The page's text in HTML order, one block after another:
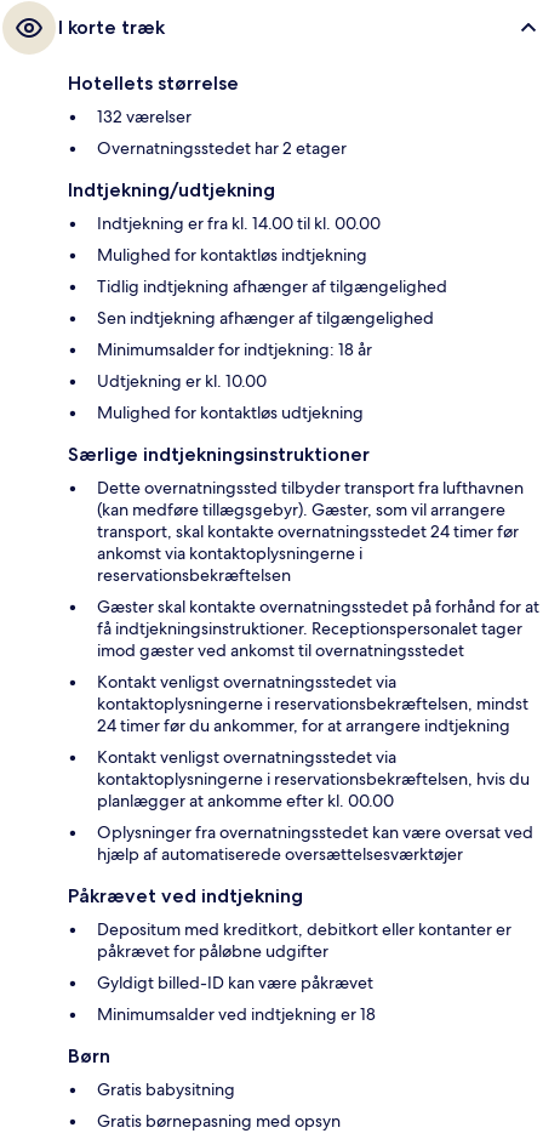
I korte træk
Hotellets størrelse
132 værelser
Overnatningsstedet har 2 etager
Indtjekning/udtjekning
Indtjekning er fra kl. 14.00 til kl. 00.00
Mulighed for kontaktløs indtjekning
Tidlig indtjekning afhænger af tilgængelighed
Sen indtjekning afhænger af tilgængelighed
Minimumsalder for indtjekning: 18 år
Udtjekning er kl. 10.00
Mulighed for kontaktløs udtjekning
Særlige indtjekningsinstruktioner
Dette overnatningssted tilbyder transport fra lufthavnen
(kan medføre tillægsgebyr). Gæster, som vil arrangere
transport, skal kontakte overnatningsstedet 24 timer før
ankomst via kontaktoplysningerne i
reservationsbekræftelsen
Gæster skal kontakte overnatningsstedet på forhånd for at
få indtjekningsinstruktioner. Receptionspersonalet tager
imod gæster ved ankomst til overnatningsstedet
Kontakt venligst overnatningsstedet via
kontaktoplysningerne i reservationsbekræftelsen, mindst
24 timer før du ankommer, for at arrangere indtjekning
Kontakt venligst overnatningsstedet via
kontaktoplysningerne i reservationsbekræftelsen, hvis du
planlægger at ankomme efter kl. 00.00
Oplysninger fra overnatningsstedet kan være oversat ved
hjælp af automatiserede oversættelsesværktøjer
Påkrævet ved indtjekning
Depositum med kreditkort, debitkort eller kontanter er
påkrævet for påløbne udgifter
Gyldigt billed-ID kan være påkrævet
Minimumsalder ved indtjekning er 18
Børn
Gratis babysitning
Gratis børnepasning med opsyn